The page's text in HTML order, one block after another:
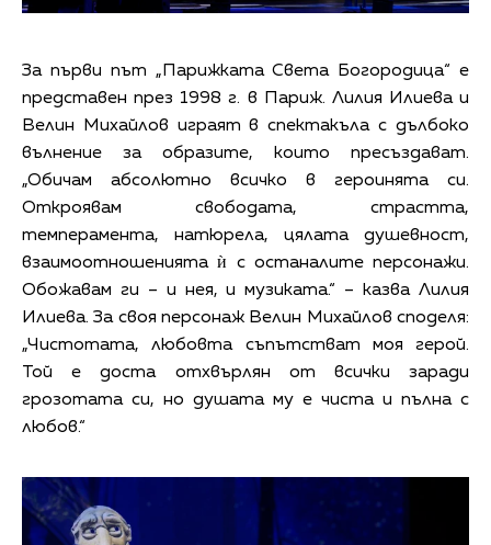
За първи път „Парижката Света Богородица“ e
представен през 1998 г. в Париж. Лилия Илиева и
Велин Михайлов играят в спектакъла с дълбоко
вълнение за образите, които пресъздават.
„Обичам абсолютно всичко в героинята си.
Откроявам свободата, страстта,
темперамента, натюрела, цялата душевност,
взаимоотношенията ѝ с останалите персонажи.
Обожавам ги – и нея, и музиката.“ – казва Лилия
Илиева. За своя персонаж Велин Михайлов споделя:
„Чистотата, любовта съпътстват моя герой.
Той е доста отхвърлян от всички заради
грозотата си, но душата му е чиста и пълна с
любов.“